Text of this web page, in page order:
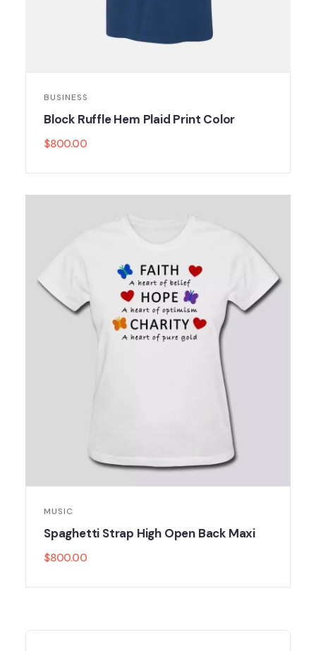
BUSINESS
Block Ruffle Hem Plaid Print Color
$800.00
MUSIC
Spaghetti Strap High Open Back Maxi
$800.00